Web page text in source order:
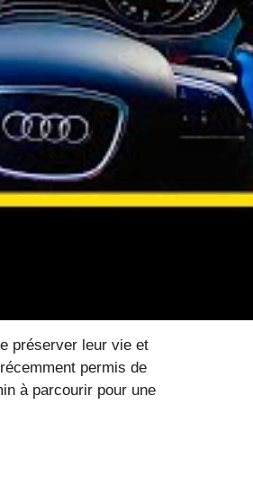
garantir une
y compris
à des radars
170 km/h, voire plus.
préserver leur vie et
permis de
à parcourir pour une